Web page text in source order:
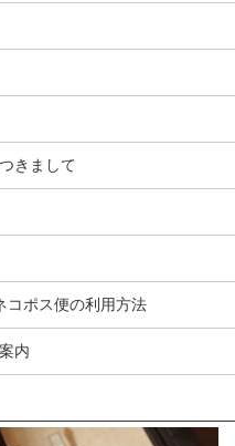
きまして
コポス便の利用方法
内